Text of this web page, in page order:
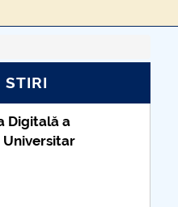
STIRI
Digitală a